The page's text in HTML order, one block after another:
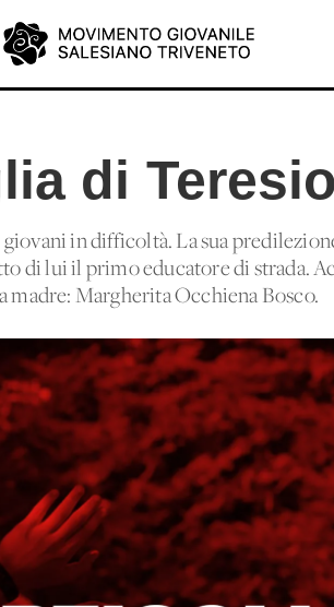
di
in difficoltà. La sua
di lui il primo educatore di strada.
madre: Margherita Occhiena Bosco.